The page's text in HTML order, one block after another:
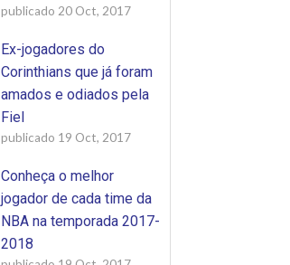
publicado 20 Oct, 2017
Ex-jogadores do
Corinthians que já foram
amados e odiados pela
Fiel
publicado 19 Oct, 2017
Conheça o melhor
jogador de cada time da
NBA na temporada 2017-
2018